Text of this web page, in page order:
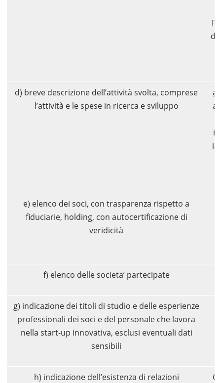
di
d) breve descrizione dell’attività svolta, comprese
l’attività e le spese in ricerca e sviluppo
il
e) elenco dei soci, con trasparenza rispetto a
fiduciarie, holding, con autocertificazione di
veridicità
f) elenco delle societa’ partecipate
g) indicazione dei titoli di studio e delle esperienze
professionali dei soci e del personale che lavora
nella start-up innovativa, esclusi eventuali dati
sensibili
h) indicazione dell’esistenza di relazioni